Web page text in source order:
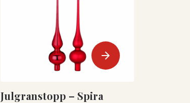
arrow_forward
Julgranstopp – Spira